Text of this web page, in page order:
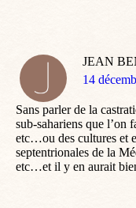
JEAN
dit
14
Sans parler de la
sub-sahariens que l’on
etc…ou des cultures et
septentrionales de la
etc…et il y en aurait